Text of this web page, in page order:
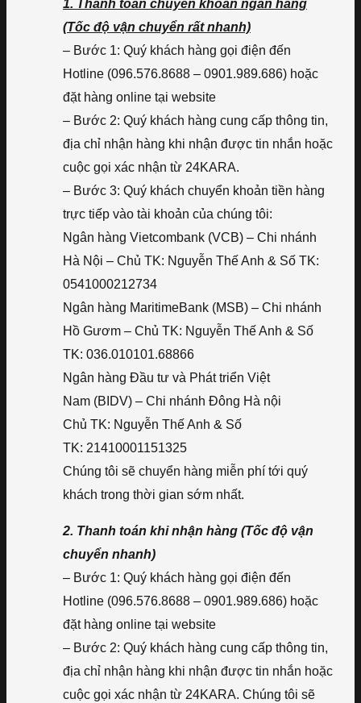
1. Thanh toán chuyển khoản ngân hàng
(Tốc độ vận chuyển rất nhanh)
– Bước 1: Quý khách hàng gọi điện đến
Hotline (096.576.8688 – 0901.989.686) hoặc
đặt hàng online tại website
– Bước 2: Quý khách hàng cung cấp thông tin,
địa chỉ nhận hàng khi nhận được tin nhắn hoặc
cuộc gọi xác nhận từ 24KARA.
– Bước 3: Quý khách chuyển khoản tiền hàng
trực tiếp vào tài khoản của chúng tôi:
Ngân hàng Vietcombank (VCB) – Chi nhánh
Hà Nội – Chủ TK: Nguyễn Thế Anh & Số TK:
0541000212734
Ngân hàng MaritimeBank (MSB) – Chi nhánh
Hồ Gươm – Chủ TK: Nguyễn Thế Anh & Số
TK: 036.010101.68866
Ngân hàng Đầu tư và Phát triển Việt
Nam (BIDV) – Chi nhánh Đông Hà nội
Chủ TK: Nguyễn Thế Anh & Số
TK: 21410001151325
Chúng tôi sẽ chuyển hàng miễn phí tới quý
khách trong thời gian sớm nhất.
2. Thanh toán khi nhận hàng (Tốc độ vận
chuyển nhanh)
– Bước 1: Quý khách hàng gọi điện đến
Hotline (096.576.8688 – 0901.989.686) hoặc
đặt hàng online tại website
– Bước 2: Quý khách hàng cung cấp thông tin,
địa chỉ nhận hàng khi nhận được tin nhắn hoặc
cuộc gọi xác nhận từ 24KARA. Chúng tôi sẽ